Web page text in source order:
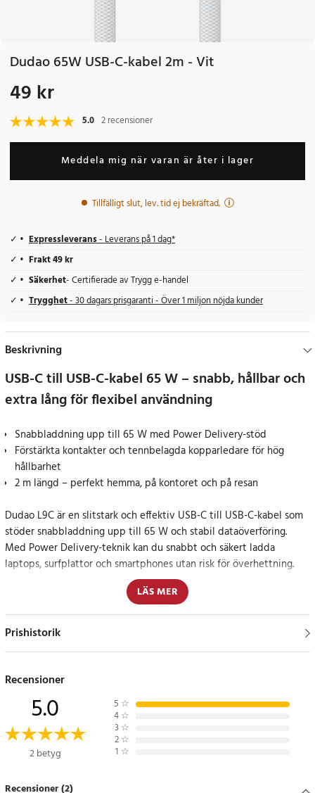
Dudao 65W USB-C-kabel 2m - Vit
Pris: 49 kr
49 kr
5.0 2 recensioner
Meddela mig när varan är åter i lager
Tillfälligt slut, lev. tid ej bekräftad.
Expressleverans- Leverans på 1 dag*
Frakt 49 kr
Säkerhet- Certifierade av Trygg e-handel
Trygghet- 30 dagars prisgaranti - Över 1 miljon nöjda kunder
Beskrivning
USB-C till USB-C-kabel 65 W – snabb, hållbar och
extra lång för flexibel användning
Snabbladdning upp till 65 W med Power Delivery-stöd
Förstärkta kontakter och tennbelagda kopparledare för hög
hållbarhet
2 m längd – perfekt hemma, på kontoret och på resan
Dudao L9C är en slitstark och effektiv USB-C till USB-C-kabel som
stöder snabbladdning upp till 65 W och stabil dataöverföring.
Med Power Delivery-teknik kan du snabbt och säkert ladda
laptops, surfplattor och smartphones utan risk för överhettning.
Kabeln är tillverkad med tennbelagda kopparledare och förstärkta
ändar som ger stabil strömöverföring och lång livslängd. Den
generösa längden på 2 meter ger större rörelsefrihet och bekväm
Med stöd för Power Delivery levererar Dudao L9C snabb, effektiv
och trygg laddning av kompatibla enheter – perfekt när du vill
ladda telefon, surfplatta och bärbar dator med en enda kabel.
LÄS MER
Prishistorik
Recensioner
5.0
2 betyg
5 ☆
4 ☆
3 ☆
2 ☆
1 ☆
Recensioner (2)